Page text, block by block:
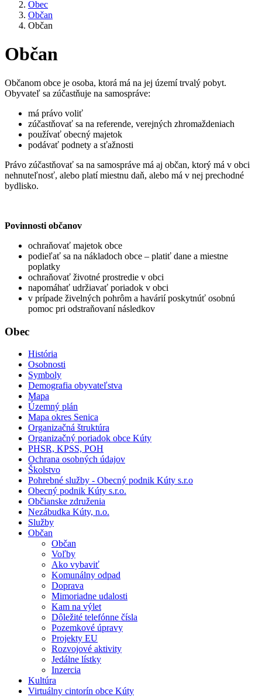
Obec
Občan
Občan
Občan
Občanom obce je osoba, ktorá má na jej území trvalý pobyt.
Obyvateľ sa zúčastňuje na samospráve:
má právo voliť
zúčastňovať sa na referende, verejných zhromaždeniach
používať obecný majetok
podávať podnety a sťažnosti
Právo zúčastňovať sa na samospráve má aj občan, ktorý má v obci
nehnuteľnosť, alebo platí miestnu daň, alebo má v nej prechodné
bydlisko.
Povinnosti občanov
ochraňovať majetok obce
podieľať sa na nákladoch obce – platiť dane a miestne
poplatky
ochraňovať životné prostredie v obci
napomáhať udržiavať poriadok v obci
v prípade živelných pohrôm a havárií poskytnúť osobnú
pomoc pri odstraňovaní následkov
Obec
História
Osobnosti
Symboly
Demografia obyvateľstva
Mapa
Územný plán
Mapa okres Senica
Organizačná štruktúra
Organizačný poriadok obce Kúty
PHSR, KPSS, POH
Ochrana osobných údajov
Školstvo
Pohrebné služby - Obecný podnik Kúty s.r.o
Obecný podnik Kúty s.r.o.
Občianske združenia
Nezábudka Kúty, n.o.
Služby
Občan
Občan
Voľby
Ako vybaviť
Komunálny odpad
Doprava
Mimoriadne udalosti
Kam na výlet
Dôležité telefónne čísla
Pozemkové úpravy
Projekty EU
Rozvojové aktivity
Jedálne lístky
Inzercia
Kultúra
Virtuálny cintorín obce Kúty